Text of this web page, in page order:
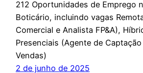
212 Oportunidades de Emprego
Boticário, incluindo vagas
Comercial e Analista FP&A),
Presenciais (Agente de
Vendas)
2 de junho de 2025